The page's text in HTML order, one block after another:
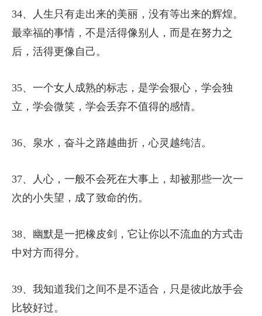
34、人生只有走出来的美丽，没有等出来的辉煌。
最幸福的事情，不是活得像别人，而是在努力之
后，活得更像自己。
35、一个女人成熟的标志，是学会狠心，学会独
立，学会微笑，学会丢弃不值得的感情。
36、泉水，奋斗之路越曲折，心灵越纯洁。
37、人心，一般不会死在大事上，却被那些一次一
次的小失望，成了致命的伤。
38、幽默是一把橡皮剑，它让你以不流血的方式击
中对方而得分。
39、我知道我们之间不是不适合，只是彼此放手会
比较好过。